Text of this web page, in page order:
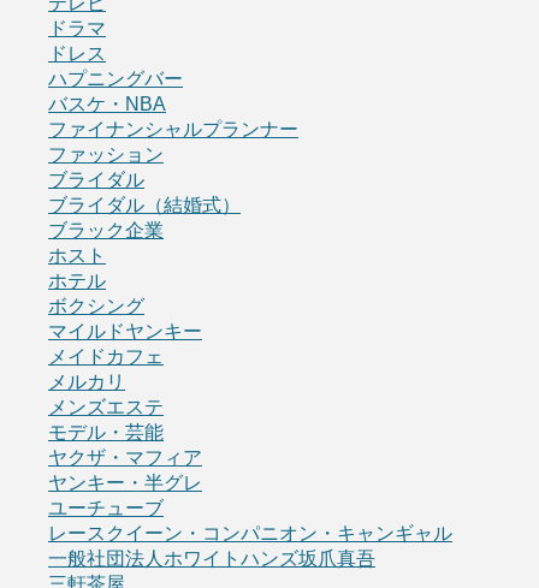
ドラマ
ドレス
ハプニングバー
バスケ・NBA
ファイナンシャルプランナー
ファッション
ブライダル
ブライダル（結婚式）
ブラック企業
ホスト
ホテル
ボクシング
マイルドヤンキー
メイドカフェ
メルカリ
メンズエステ
モデル・芸能
ヤクザ・マフィア
ヤンキー・半グレ
ユーチューブ
レースクイーン・コンパニオン・キャンギャル
一般社団法人ホワイトハンズ坂爪真吾
三軒茶屋